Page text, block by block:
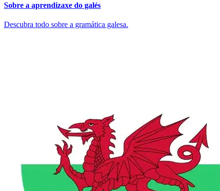
Sobre a aprendizaxe do galés
Descubra todo sobre a gramática galesa.